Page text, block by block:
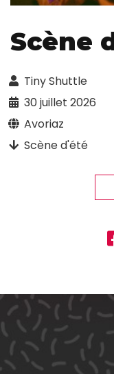
Scène
Tiny Shuttle
30 juillet 2026
Avoriaz
Scène d'été